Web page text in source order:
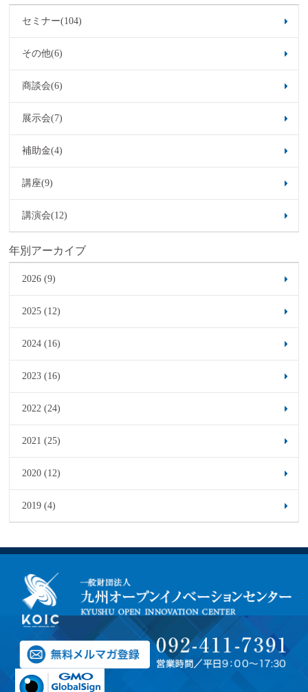
セミナー(104)
その他(6)
商談会(6)
展示会(7)
補助金(4)
講座(9)
講演会(12)
年別アーカイブ
2026 (9)
2025 (12)
2024 (16)
2023 (16)
2022 (24)
2021 (25)
2020 (12)
2019 (4)